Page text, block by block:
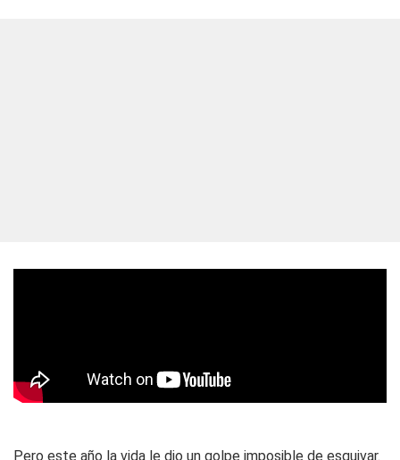
Pero este año la vida le dio un golpe imposible de esquivar.